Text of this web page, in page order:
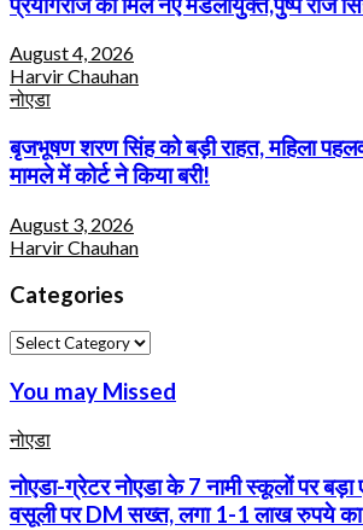
August 4, 2026
Harvir Chauhan
नोएडा
बृजभूषण शरण सिंह को बड़ी राहत, महिला
मामले में कोर्ट ने किया बरी!
August 3, 2026
Harvir Chauhan
Categories
Categories
You may Missed
नोएडा
नोएडा-ग्रेटर नोएडा के 7 नामी स्कूलों पर
वसूली पर DM सख्त, लगा 1-1 लाख रुपये का